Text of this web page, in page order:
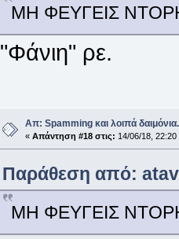
ΜΗ ΦΕΥΓΕΙΣ
"Φάνιη" ρε.
Απ: Spamming και λοιπά
« Απάντηση #18 στις: 14/06/18, 22:20
Παράθεση από: atav
ΜΗ ΦΕΥΓΕΙΣ